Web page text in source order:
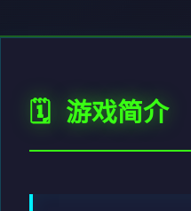
🗓️ 游戏简介